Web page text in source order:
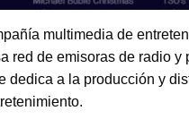
multimedia de
red de emisoras de radio
dedica a la producción y